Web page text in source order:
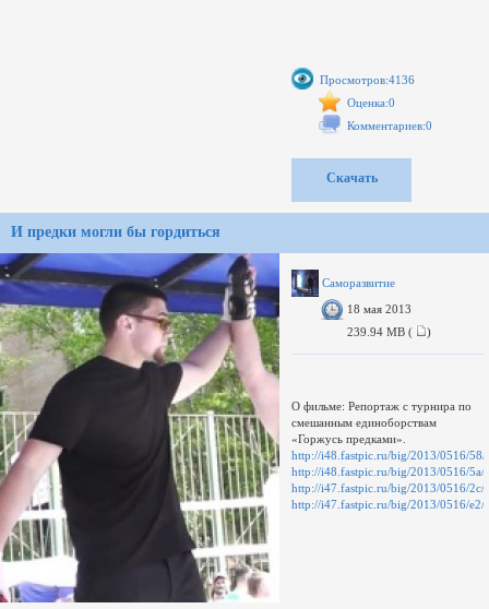
Просмотров:4136
Оценка:0
Комментариев:0
Скачать
И предки могли бы гордиться
Саморазвитие
18 мая 2013
239.94 MB (
)
О фильме: Репортаж с турнира по
смешанным единоборствам
«Горжусь предками».
http://i48.fastpic.ru/big/2013/0516/
http://i48.fastpic.ru/big/2013/0516/5a/
http://i47.fastpic.ru/big/2013/0516/
http://i47.fastpic.ru/big/2013/0516/